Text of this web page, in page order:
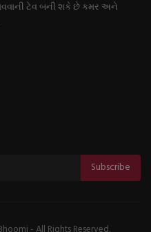
ટેવ બની શકે છે કમર અને
Subscribe